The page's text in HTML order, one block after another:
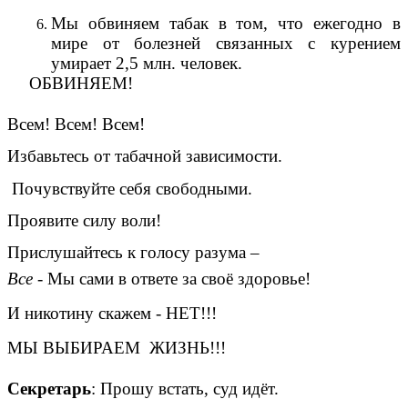
Мы обвиняем табак в том, что ежегодно в
мире от болезней связанных с курением
умирает 2,5 млн. человек.
ОБВИНЯЕМ!
Всем! Всем! Всем!
Избавьтесь от табачной зависимости.
Почувствуйте себя свободными.
Проявите силу воли!
Прислушайтесь к голосу разума –
Все - Мы сами в ответе за своё здоровье!
И никотину скажем - НЕТ!!!
МЫ ВЫБИРАЕМ ЖИЗНЬ!!!
Секретарь: Прошу встать, суд идёт.